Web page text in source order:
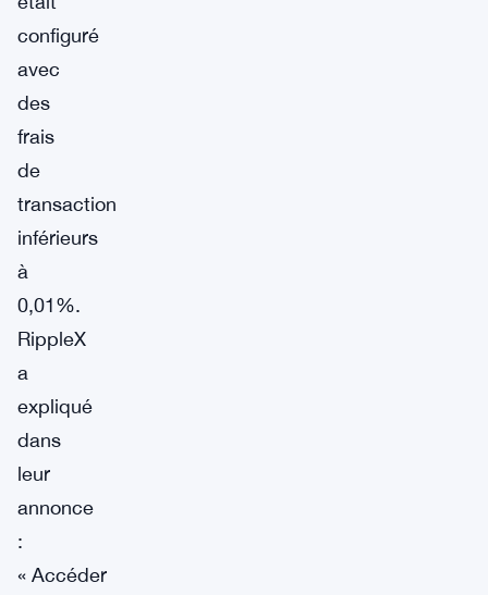
configuré
avec
des
frais
de
transaction
inférieurs
à
0,01%.
RippleX
a
expliqué
dans
leur
annonce
:
« Accéder